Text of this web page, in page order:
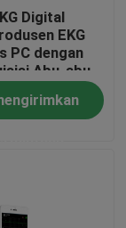
Digital
EKG
PC dengan
Abu-abu